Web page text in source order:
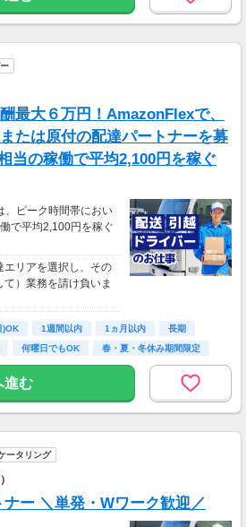
1,000円
して従事した場合
代と同じ現場でも
り比較的低負荷の業
や季節により
ることもあるため
ございます。
勤務）
最大６万円！AmazonFlexで、
たは原付の配達パートナーを募
当の稼働で平均2,100円を稼ぐ
、ピーク時間帯におい
で平均2,100円を稼ぐ
エリアを選択し、その
）業務を請け負いま
)OK 1週間以内 1ヵ月以内
長期
何曜日でもOK 春・夏・冬休み期間限定
進む
ータリング
ー ＼単発・Wワーク歓迎／